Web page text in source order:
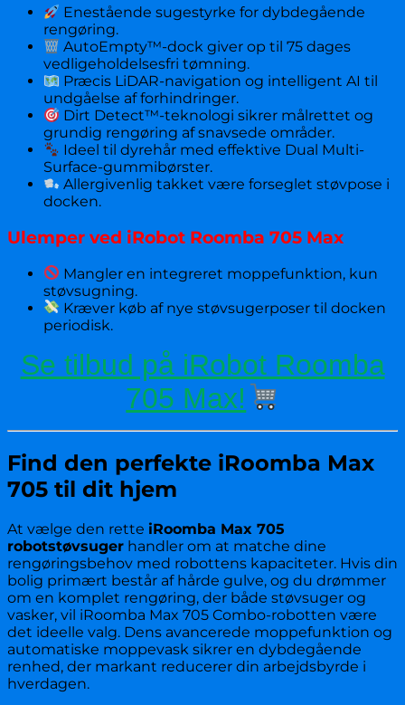
Enestående sugestyrke for dybdegående
rengøring.
AutoEmpty™-dock giver op til 75 dages
vedligeholdelsesfri tømning.
Præcis LiDAR-navigation og intelligent AI til
undgåelse af forhindringer.
Dirt Detect™-teknologi sikrer målrettet og
grundig rengøring af snavsede områder.
Ideel til dyrehår med effektive Dual Multi-
Surface-gummibørster.
Allergivenlig takket være forseglet støvpose i
docken.
Ulemper ved iRobot Roomba 705 Max
Mangler en integreret moppefunktion, kun
støvsugning.
Kræver køb af nye støvsugerposer til docken
periodisk.
Se tilbud på iRobot Roomba
705 Max!
Find den perfekte iRoomba Max
705 til dit hjem
At vælge den rette iRoomba Max 705
robotstøvsuger handler om at matche dine
rengøringsbehov med robottens kapaciteter. Hvis din
bolig primært består af hårde gulve, og du drømmer
om en komplet rengøring, der både støvsuger og
vasker, vil iRoomba Max 705 Combo-robotten være
det ideelle valg. Dens avancerede moppefunktion og
automatiske moppevask sikrer en dybdegående
renhed, der markant reducerer din arbejdsbyrde i
hverdagen.